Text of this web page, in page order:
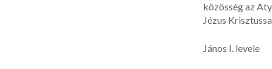
közösség az
Jézus
János I. levele